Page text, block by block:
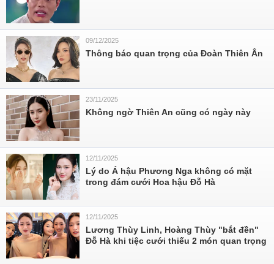
09/12/2025
Thông báo quan trọng của Đoàn Thiên Ân
23/11/2025
Không ngờ Thiên An cũng có ngày này
12/11/2025
Lý do Á hậu Phương Nga không có mặt
trong đám cưới Hoa hậu Đỗ Hà
12/11/2025
Lương Thùy Linh, Hoàng Thùy "bắt đền"
Đỗ Hà khi tiệc cưới thiếu 2 món quan trọng